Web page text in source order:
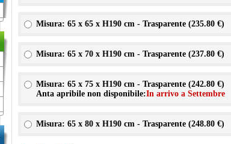
Misura: 65 x 65 x H190 cm - Trasparente (235.80 €)
Misura: 65 x 70 x H190 cm - Trasparente (237.80 €)
Misura: 65 x 75 x H190 cm - Trasparente (242.80 €)
Anta apribile non disponibile:In arrivo a Settembre
Misura: 65 x 80 x H190 cm - Trasparente (248.80 €)